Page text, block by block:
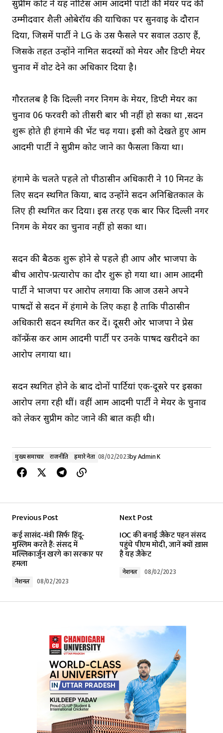
सुप्रीम कोर्ट ने यह नोटिस आम आदमी पार्टी की मेयर पद की
उम्मीदवार शैली ओबेरॉय की याचिका पर सुनवाई के दौरान
दिया, जिसमें पार्टी ने LG के उस फैसले पर सवाल उठाए हैं,
जिसके तहत उन्होंने नामित सदस्यों को मेयर और डिप्टी मेयर
चुनाव में वोट देने का अधिकार दिया है।
गौरतलब है कि दिल्ली नगर निगम के मेयर, डिप्टी मेयर का
चुनाव 06 फरवरी को तीसरी बार भी नहीं हो सका था ,सदन
शुरू होते ही हंगामे की भेंट चढ़ गया। इसी को देखते हुए आम
आदमी पार्टी ने सुप्रीम कोर्ट जाने का फैसला किया था।
हंगामे के चलते पहले तो पीठासीन अधिकारी ने 10 मिनट के
लिए सदन स्थगित किया, बाद उन्होंने सदन अनिश्चितकाल के
लिए ही स्थगित कर दिया। इस तरह एक बार फिर दिल्ली नगर
निगम के मेयर का चुनाव नहीं हो सका था।
सदन की बैठक शुरू होने से पहले ही आप और भाजपा के
बीच आरोप-प्रत्यारोप का दौर शुरू हो गया था। आम आदमी
पार्टी ने भाजपा पर आरोप लगाया कि आज उसने अपने
पार्षदों से सदन में हंगामे के लिए कहा है ताकि पीठासीन
अधिकारी सदन स्थगित कर दें। दूसरी ओर भाजपा ने प्रेस
कॉन्फ्रेंस कर आम आदमी पार्टी पर उनके पार्षद खरीदने का
आरोप लगाया था।
सदन स्थगित होने के बाद दोनों पार्टियां एक-दूसरे पर इसका
आरोप लगा रही थीं। वहीं आम आदमी पार्टी ने मेयर के चुनाव
को लेकर सुप्रीम कोर्ट जाने की बात कही थी।
मुख्य समाचार राजनीति हमारे नेता 08/02/2023byAdmin K
Previous Post
कई सासंद-मंत्री सिर्फ हिंदू-
मुस्लिम करते हैं: संसद में
मल्लिकार्जुन खरगे का सरकार पर
हमला
नेशनल 08/02/2023
Next Post
IOC की बनाई जैकेट पहन संसद
पहुंचे पीएम मोदी, जानें क्यों ख़ास
है यह जैकेट
नेशनल 08/02/2023